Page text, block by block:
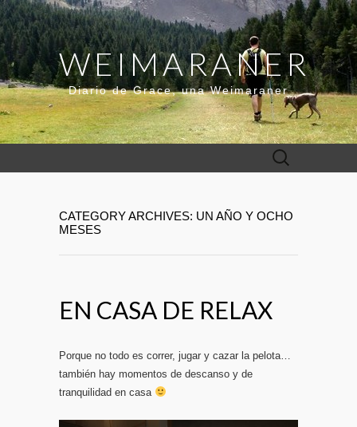
WEIMARANER
Diario de Grace, una Weimaraner
Buscar:
CATEGORY ARCHIVES: UN AÑO Y OCHO
MESES
EN CASA DE RELAX
Porque no todo es correr, jugar y cazar la pelota…
también hay momentos de descanso y de
tranquilidad en casa